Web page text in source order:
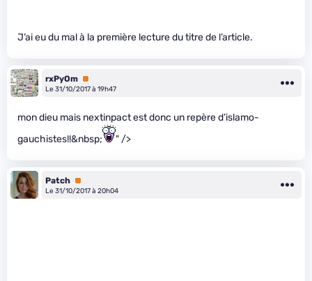
J’ai eu du mal à la première lecture du titre de l’article.
rxPyOm Premium
Le 31/10/2017 à 19h47
mon dieu mais nextinpact est donc un repère d’islamo-
gauchistes!!&nbsp;
" />
Patch Premium
Le 31/10/2017 à 20h04